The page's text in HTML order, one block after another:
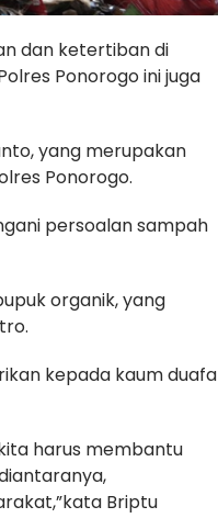
dan ketertiban di
Ponorogo ini juga
yang merupakan
Ponorogo.
persoalan sampah
organik, yang
kepada kaum duafa
harus membantu
Briptu